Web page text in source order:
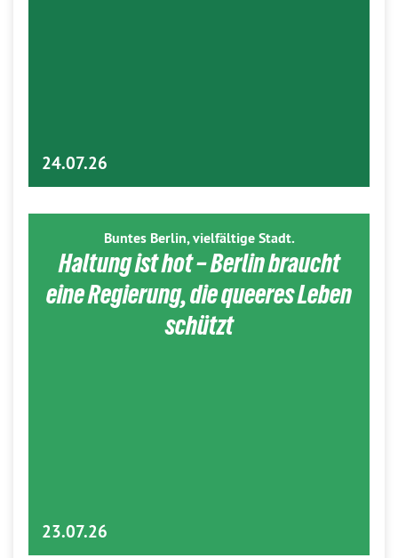
24.07.26
Buntes Berlin, vielfältige Stadt.
Haltung ist hot – Berlin braucht
eine Regierung, die queeres Leben
schützt
23.07.26